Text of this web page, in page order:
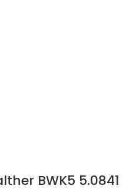
BWK5 5.0841